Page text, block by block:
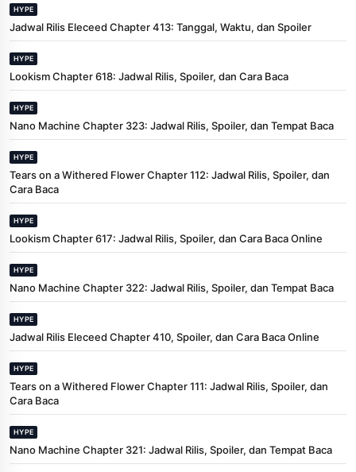
HYPE
Jadwal Rilis Eleceed Chapter 413: Tanggal, Waktu, dan Spoiler
HYPE
Lookism Chapter 618: Jadwal Rilis, Spoiler, dan Cara Baca
HYPE
Nano Machine Chapter 323: Jadwal Rilis, Spoiler, dan Tempat Baca
HYPE
Tears on a Withered Flower Chapter 112: Jadwal Rilis, Spoiler, dan
Cara Baca
HYPE
Lookism Chapter 617: Jadwal Rilis, Spoiler, dan Cara Baca Online
HYPE
Nano Machine Chapter 322: Jadwal Rilis, Spoiler, dan Tempat Baca
HYPE
Jadwal Rilis Eleceed Chapter 410, Spoiler, dan Cara Baca Online
HYPE
Tears on a Withered Flower Chapter 111: Jadwal Rilis, Spoiler, dan
Cara Baca
HYPE
Nano Machine Chapter 321: Jadwal Rilis, Spoiler, dan Tempat Baca